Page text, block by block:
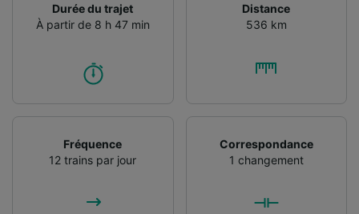
Durée du trajet
À partir de 8 h 47 min
Distance
536 km
Fréquence
12 trains par jour
Correspondance
1 changement